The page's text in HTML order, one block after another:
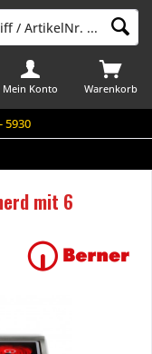
5930
Warenkorb
Mein Konto
mit 6